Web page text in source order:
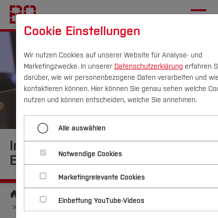
Campus Personen DE|EN Quicklinks
Studium
Studienangebote
Bachelorstudiengänge
Masterstudiengänge
Schwerpunkte
Vor dem Studium
Bewerben & Einschreiben
Bewerbungsportal
Im Studium
Studienbüros und Prüfungen
Nach dem Studium
Forschung & Transfer
Profil
Forschungs- und Transferprofil
Beratung & Förderung
Nachhaltigkeit
Nachhaltigkeit studieren
International
Informationen für
Bewerber*innen
Startseite
Forschung & Transfer
Unternehmen & Kooperation
Cookie Einstellungen
Wir nutzen Cookies auf unserer Website für Analyse- und
Marketingzwecke. In unserer Datenschutzerklärung erfahren
darüber, wie wir personenbezogene Daten verarbeiten und
kontaktieren können. Hier können Sie genau sehen welche
nutzen und können entscheiden, welche Sie annehmen.
Alle auswählen
Notwendige Cookies
Marketingrelevante Cookies
Einbettung YouTube-Videos